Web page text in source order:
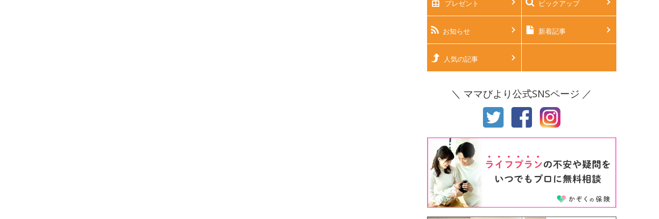
生後2ヶ月 生後3ヶ月
生後4ヶ月 生後5ヶ月
生後6ヶ月
生後11ヶ月
3才 4才
5才 6才
プレゼント ピックアップ
お知らせ 新着記事
人気の記事
＼ ママびより公式SNSページ ／